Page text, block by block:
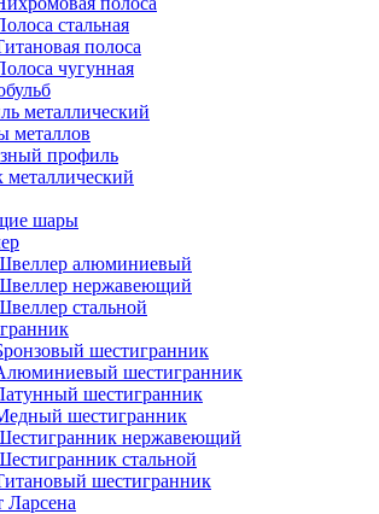
стальная
полоса
чугунная
металлический
металлов
профиль
металлический
шары
алюминиевый
нержавеющий
стальной
шестигранник
шестигранник
шестигранник
шестигранник
нержавеющий
стальной
шестигранник